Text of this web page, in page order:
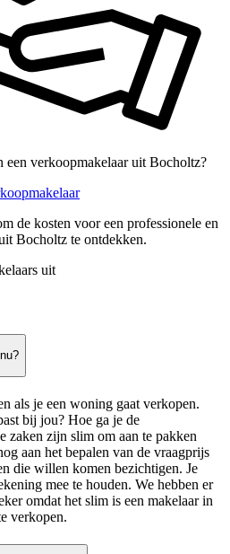
een verkoopmakelaar uit Bocholtz?
de kosten voor een professionele en
Bocholtz te ontdekken.
uit
als je een woning gaat verkopen.
bij jou? Hoe ga je de
zaken zijn slim om aan te pakken
aan het bepalen van de vraagprijs
die willen komen bezichtigen. Je
mee te houden. We hebben er
omdat het slim is een makelaar in
verkopen.